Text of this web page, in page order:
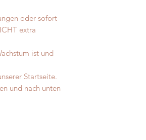
oder sofort
extra
ist und
Startseite.
und nach unten